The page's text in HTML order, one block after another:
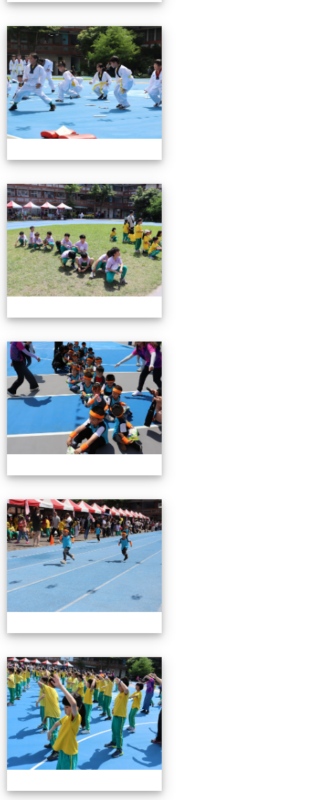
0503運動會花絮-3
0503運動會花絮-3
0503運動會花絮-3